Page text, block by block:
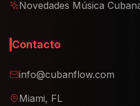
Novedades Música
Contacto
info@cubanflow.com
Miami, FL